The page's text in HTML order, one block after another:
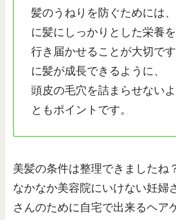
髪のうねりを防ぐためには
に髪にしっかりとした栄養を
行き届かせることが大切で
に髪が成長できるように、
頭皮の毛穴を詰まらせない
ともポイントです。
美髪の条件は整理できましたね
なかなか美容院にいけない妊婦
さんのために自宅で出来るヘア